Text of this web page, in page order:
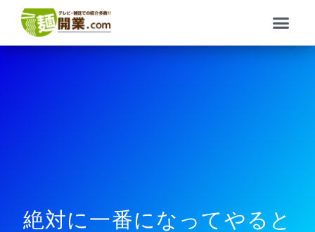
メ
ニ
ュ
絶対に一番になってやると